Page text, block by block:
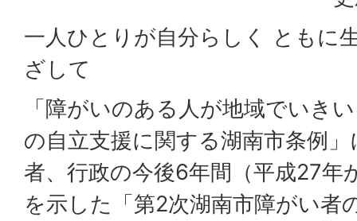
一人ひとりが自分らしく ともに
ざして
「障がいのある人が地域でいき
の自立支援に関する湖南市条例
者、行政の今後6年間（平成27年
を示した「第2次湖南市障がい者